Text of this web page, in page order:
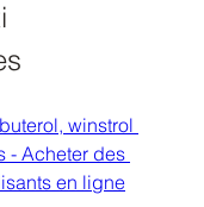
winstrol
- Acheter des
en ligne